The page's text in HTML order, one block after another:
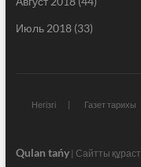
Июль 2018(33)
Негізгі Газет тарихы
Qulan tańy| Сайтты